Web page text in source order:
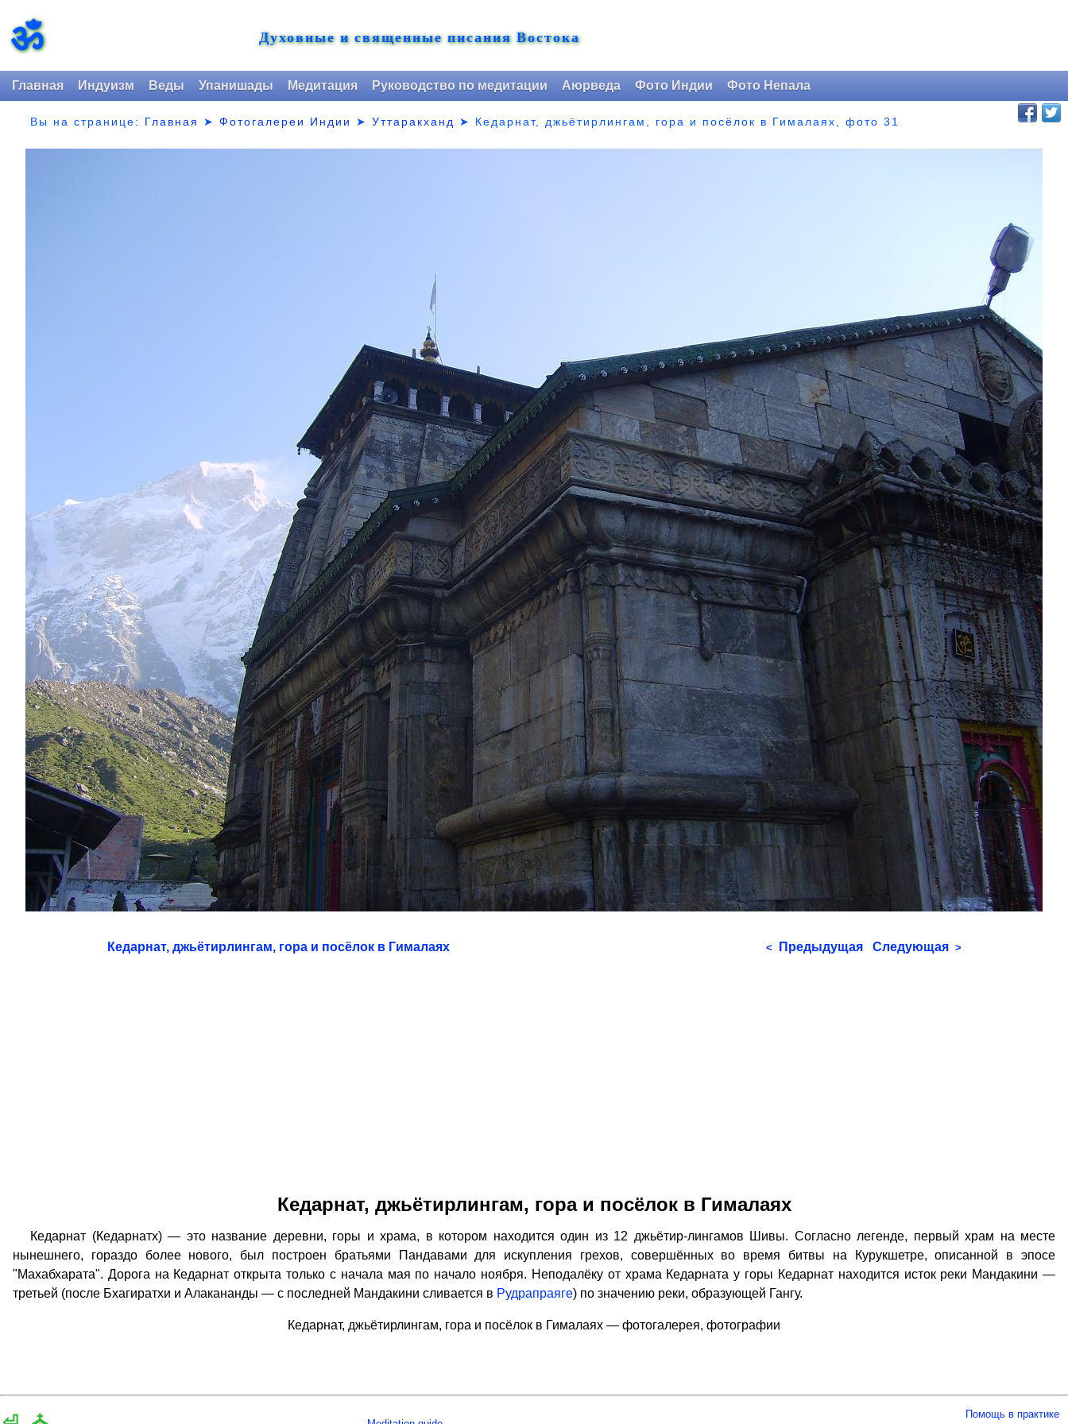
ॐ Духовные и священные писания Востока
Главная Индуизм Веды Упанишады Медитация Руководство по медитации Аюрведа Фото Индии Фото Непала
Вы на странице: Главная ➤Фотогалереи Индии ➤Уттаракханд ➤ Кедарнат, джьётирлингам, гора и посёлок в Гималаях, фото 31
Кедарнат, джьётирлингам, гора и посёлок в Гималаях < Предыдущая Следующая >
Кедарнат, джьётирлингам, гора и посёлок в Гималаях
Кедарнат (Кедарнатх) — это название деревни, горы и храма, в котором находится один из 12 джьётир-лингамов Шивы. Согласно легенде, первый храм на месте
нынешнего, гораздо более нового, был построен братьями Пандавами для искупления грехов, совершённых во время битвы на Курукшетре, описанной в эпосе
"Махабхарата". Дорога на Кедарнат открыта только с начала мая по начало ноября. Неподалёку от храма Кедарната у горы Кедарнат находится исток реки Мандакини —
третьей (после Бхагиратхи и Алакананды — с последней Мандакини сливается в Рудрапраяге) по значению реки, образующей Гангу.
Кедарнат, джьётирлингам, гора и посёлок в Гималаях — фотогалерея, фотографии
Помощь в практике